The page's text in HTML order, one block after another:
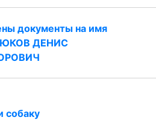
документы на имя
ДЕНИС
собаку